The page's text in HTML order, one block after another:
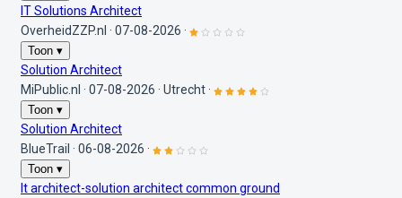
IT Solutions Architect
OverheidZZP.nl · 07-08-2026 ·
Toon ▾
Solution Architect
MiPublic.nl · 07-08-2026 · Utrecht ·
Toon ▾
Solution Architect
BlueTrail · 06-08-2026 ·
Toon ▾
It architect-solution architect common ground